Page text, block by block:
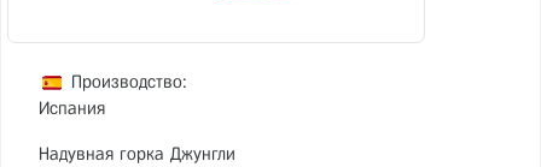
Производство:
Испания
Надувная горка Джунгли